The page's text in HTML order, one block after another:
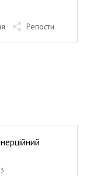
Репости